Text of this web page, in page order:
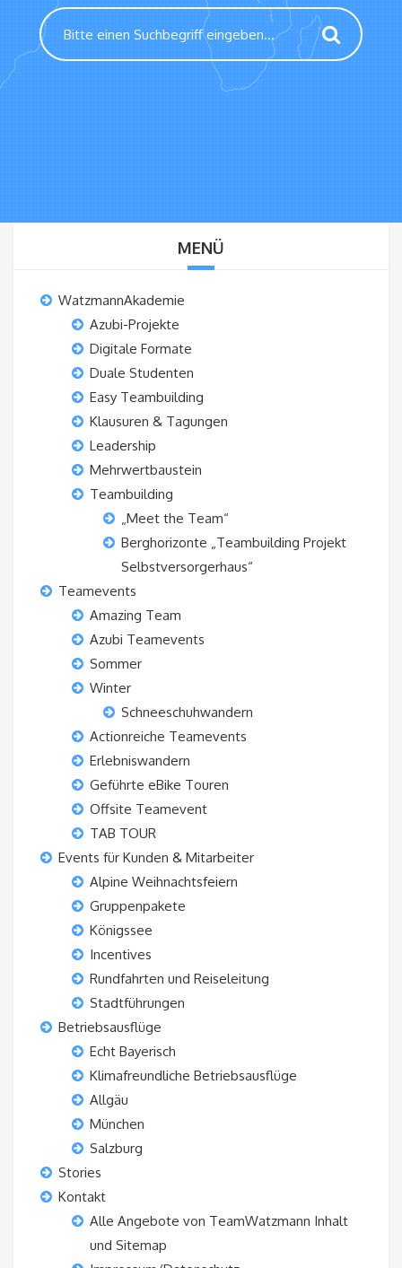
MENÜ
WatzmannAkademie
Azubi-Projekte
Digitale Formate
Duale Studenten
Easy Teambuilding
Klausuren & Tagungen
Leadership
Mehrwertbaustein
Teambuilding
„Meet the Team“
Berghorizonte „Teambuilding Projekt
Selbstversorgerhaus“
Teamevents
Amazing Team
Azubi Teamevents
Sommer
Winter
Schneeschuhwandern
Actionreiche Teamevents
Erlebniswandern
Geführte eBike Touren
Offsite Teamevent
TAB TOUR
Events für Kunden & Mitarbeiter
Alpine Weihnachtsfeiern
Gruppenpakete
Königssee
Incentives
Rundfahrten und Reiseleitung
Stadtführungen
Betriebsausflüge
Echt Bayerisch
Klimafreundliche Betriebsausflüge
Allgäu
München
Salzburg
Stories
Kontakt
Alle Angebote von TeamWatzmann Inhalt
und Sitemap